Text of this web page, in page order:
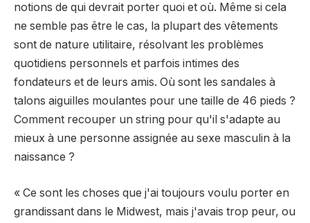
notions de qui devrait porter quoi et où. Même si cela
ne semble pas être le cas, la plupart des vêtements
sont de nature utilitaire, résolvant les problèmes
quotidiens personnels et parfois intimes des
fondateurs et de leurs amis. Où sont les sandales à
talons aiguilles moulantes pour une taille de 46 pieds ?
Comment recouper un string pour qu'il s'adapte au
mieux à une personne assignée au sexe masculin à la
naissance ?
« Ce sont les choses que j'ai toujours voulu porter en
grandissant dans le Midwest, mais j'avais trop peur, ou